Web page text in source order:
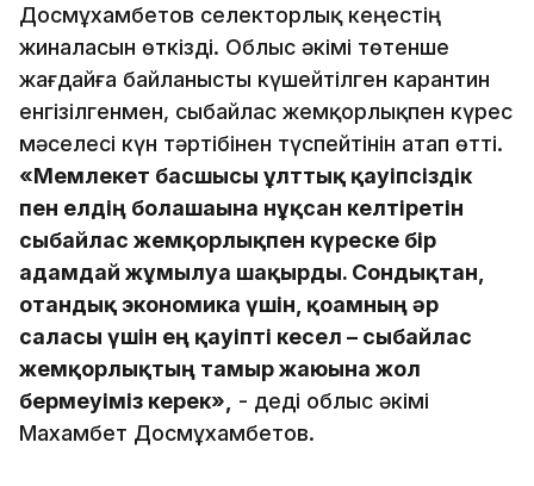
Досмұхамбетов селекторлық кеңестің
жиналасын өткізді. Облыс әкімі төтенше
жағдайға байланысты күшейтілген карантин
енгізілгенмен, сыбайлас жемқорлықпен күрес
мәселесі күн тәртібінен түспейтінін атап өтті.
«Мемлекет басшысы ұлттық қауіпсіздік
пен елдің болашағына нұқсан келтіретін
сыбайлас жемқорлықпен күреске бір
адамдай жұмылуға шақырды. Сондықтан,
отандық экономика үшін, қоғамның әр
саласы үшін ең қауіпті кесел – сыбайлас
жемқорлықтың тамыр жаюына жол
бермеуіміз керек»,
- деді облыс әкімі
Махамбет Досмұхамбетов.